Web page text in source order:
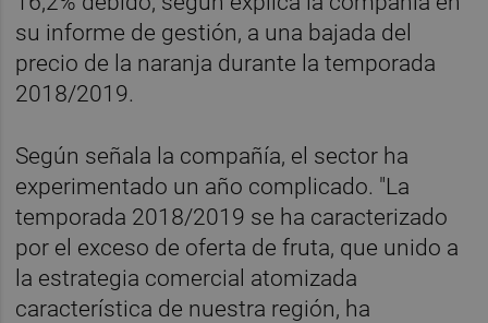
su informe de gestión, a una bajada del
precio de la naranja durante la temporada
2018/2019.
Según señala la compañía, el sector ha
experimentado un año complicado. "La
temporada 2018/2019 se ha caracterizado
por el exceso de oferta de fruta, que unido a
la estrategia comercial atomizada
característica de nuestra región, ha